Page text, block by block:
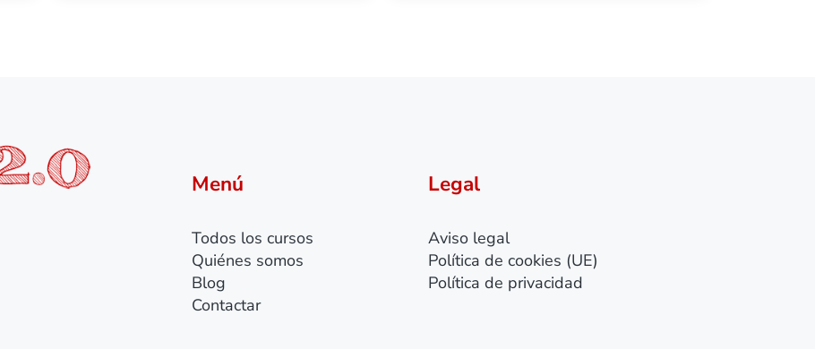
Menú
Todos los cursos
Quiénes somos
Blog
Contactar
Legal
Aviso legal
Política de cookies (UE)
Política de privacidad